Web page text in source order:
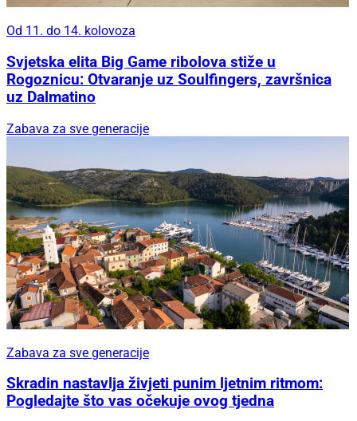
Od 11. do 14. kolovoza
Svjetska elita Big Game ribolova stiže u
Rogoznicu: Otvaranje uz Soulfingers, završnica
uz Dalmatino
Zabava za sve generacije
Zabava za sve generacije
Skradin nastavlja živjeti punim ljetnim ritmom:
Pogledajte što vas očekuje ovog tjedna